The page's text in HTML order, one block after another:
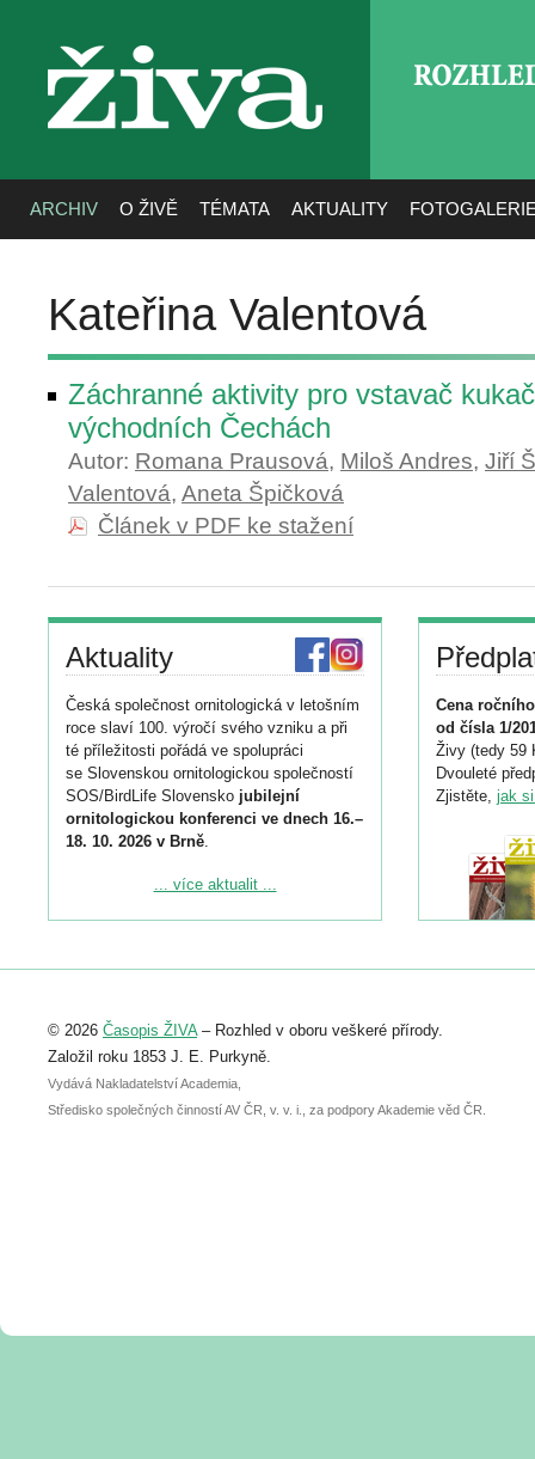
živa
ARCHIV O ŽIVĚ TÉMATA AKTUALITY
Kateřina Valentová
Záchranné aktivity pro vstavač
východních Čechách
Autor: Romana Prausová, Miloš Andres, Jiří
Valentová, Aneta Špičková
Článek v PDF ke stažení
Aktuality
Česká společnost ornitologická v letošním
roce slaví 100. výročí svého vzniku a při
té příležitosti pořádá ve spolupráci
se Slovenskou ornitologickou společností
SOS/BirdLife Slovensko jubilejní
ornitologickou konferenci ve dnech 16.–
18. 10. 2026 v Brně.
Podrobnější informace ke konferenci
Registrovat se můžete do 6. září.
abstraktu přihlášené přednášky nebo
posteru je už 30. června.
... více aktualit ...
Cena
od čísla 1/
Živy (tedy 59
Dvouleté
Zjistěte, jak
© 2026 Časopis ŽIVA– Rozhled v oboru veškeré přírody.
Založil roku 1853 J. E. Purkyně.
Vydává Nakladatelství Academia,
Středisko společných činností AV ČR, v. v. i., za podpory Akademie věd ČR.